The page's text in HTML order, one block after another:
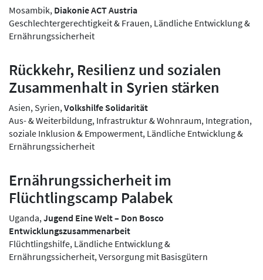
Mosambik, Diakonie ACT Austria
Geschlechtergerechtigkeit & Frauen, Ländliche Entwicklung &
Ernährungssicherheit
Rückkehr, Resilienz und sozialen
Zusammenhalt in Syrien stärken
Asien, Syrien, Volkshilfe Solidarität
Aus- & Weiterbildung, Infrastruktur & Wohnraum, Integration,
soziale Inklusion & Empowerment, Ländliche Entwicklung &
Ernährungssicherheit
Ernährungssicherheit im
Flüchtlingscamp Palabek
Uganda, Jugend Eine Welt – Don Bosco
Entwicklungszusammenarbeit
Flüchtlingshilfe, Ländliche Entwicklung &
Ernährungssicherheit, Versorgung mit Basisgütern